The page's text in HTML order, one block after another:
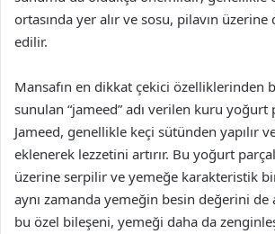
ortasında yer alır ve sosu, pilavın
edilir.
Mansafın en dikkat çekici özelliklerinden
sunulan “jameed” adı verilen kuru yoğurt
Jameed, genellikle keçi sütünden yapılır
eklenerek lezzetini artırır. Bu yoğurt
üzerine serpilir ve yemeğe karakteristik
aynı zamanda yemeğin besin değerini de
bu özel bileşeni, yemeği daha da